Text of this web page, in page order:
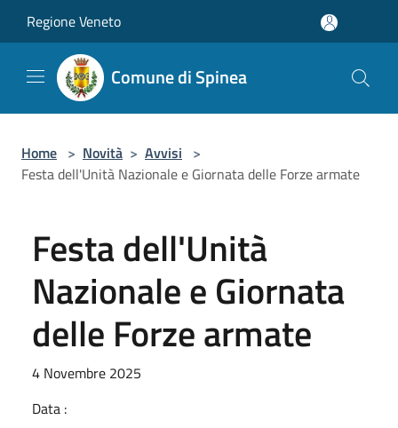
Regione Veneto
Comune di Spinea
Home > Novità > Avvisi >
Festa dell'Unità Nazionale e Giornata delle Forze armate
Festa dell'Unità
Nazionale e Giornata
delle Forze armate
4 Novembre 2025
Data :